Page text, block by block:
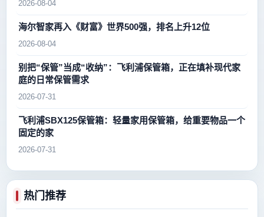
2026-08-04
海尔智家再入《财富》世界500强，排名上升12位
2026-08-04
别把“保管”当成“收纳”：飞利浦保管箱，正在填补现代家
庭的日常保管需求
2026-07-31
飞利浦SBX125保管箱：轻量家用保管箱，给重要物品一个
固定的家
2026-07-31
热门推荐